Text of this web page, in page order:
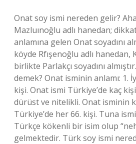
Onat soy ismi nereden gelir?
Mazluınoğlu adlı hanedan;
anlamına gelen Onat soyadını
köyde Rfışenoğlu adlı hanedan,
birlikte Parlakçı soyadını
demek? Onat isminin anlamı: 1.
kişi. Onat ismi Türkiye’de kaç
dürüst ve nitelikli. Onat isminin
Türkiye’de her 66. kişi. Tuna
Türkçe kökenli bir isim olup
gelmektedir. Türk soy ismi